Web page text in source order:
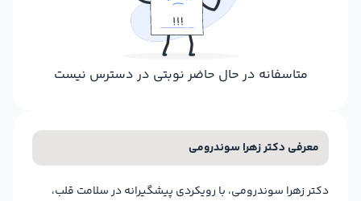
متاسفانه در حال حاضر نوبتی در دسترس نیست
معرفی دکتر زهرا سوندرومی
دکتر زهرا سوندرومی، با رویکردی پیشگیرانه در سلامت قلب،